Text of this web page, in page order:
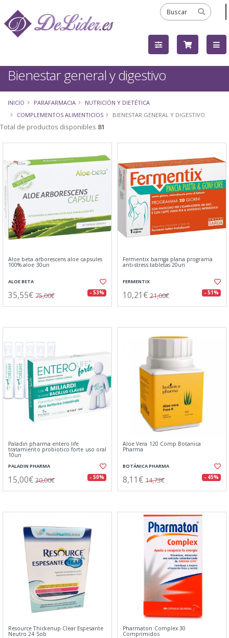
Bienestar general y digestivo
INICIO PARAFARMACIA
NUTRICIÓN Y DIETÉTICA
COMPLEMENTOS ALIMENTICIOS
BIENESTAR GENERAL Y DIGESTIVO
Total de productos disponibles 81
Aloe beta arborescens aloe capsules
100% aloe 30un
ALOE BETA
35,55€ 75,00€ - 53%
Fermentix barriga plana programa
anti-stress tabletas 20un
FERMENTIX
10,21€ 21,00€ - 51%
Paladin pharma entero life
tratamiento probiotico forte uso oral
10un
PALADIN PHARMA
15,00€ 30,00€ - 50%
Aloe Vera 120 Comp Botanica
Pharma
BOTÁNICA PHARMA
8,11€ 14,73€ - 45%
Resource Thickenup Clear Espesante
Neutro 24 Sob
Pharmaton Complex 30
Comprimidos